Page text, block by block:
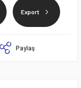
Export
Paylaş